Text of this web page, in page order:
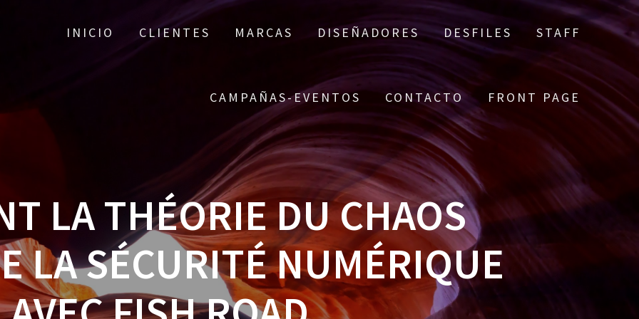
INICIO CLIENTES MARCAS DISEÑADORES DESFILES STAFF
CAMPAÑAS-EVENTOS CONTACTO FRONT PAGE
LA THÉORIE DU CHAOS
LA SÉCURITÉ NUMÉRIQUE